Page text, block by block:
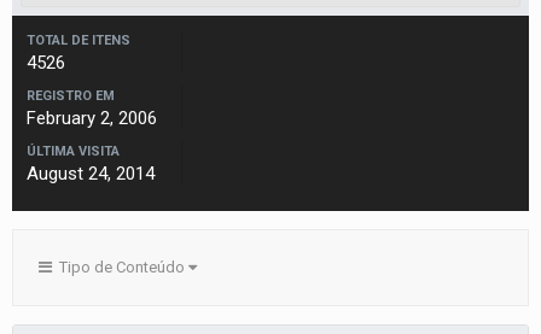
TOTAL DE ITENS
4526
REGISTRO EM
February 2, 2006
ÚLTIMA VISITA
August 24, 2014
Tipo de Conteúdo